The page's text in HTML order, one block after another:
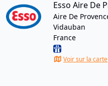
Esso Aire De
Aire De
Vidauban
France
Voir sur la carte